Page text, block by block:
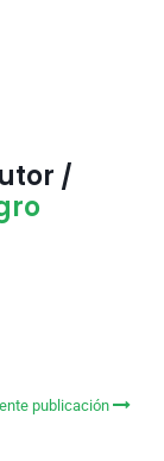
/
publicación